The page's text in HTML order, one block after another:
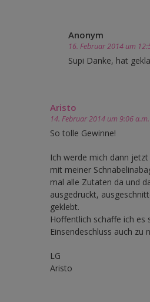
Anonym
16. Februar 2014 um
Supi Danke, hat
Aristo
14. Februar 2014 um 9:06
So tolle Gewinne!
Ich werde mich dann
mit meiner
mal alle Zutaten da und
ausgedruckt,
geklebt.
Hoffentlich schaffe ich es
Einsendeschluss auch zu
LG
Aristo